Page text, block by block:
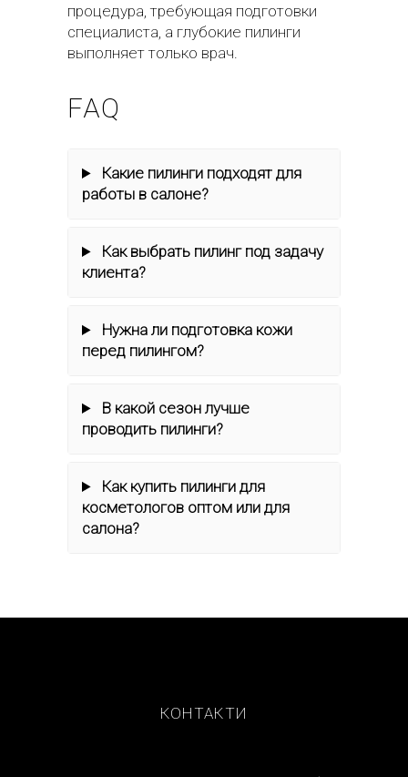
процедура, требующая подготовки
специалиста, а глубокие пилинги
выполняет только врач.
FAQ
Какие пилинги подходят для
работы в салоне?
Как выбрать пилинг под задачу
клиента?
Нужна ли подготовка кожи
перед пилингом?
В какой сезон лучше
проводить пилинги?
Как купить пилинги для
косметологов оптом или для
салона?
КОНТАКТИ